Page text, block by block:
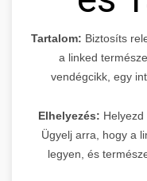
Tartalom: Biztosíts
a linked
vendégcikk, egy
Elhelyezés: Helyezd
Ügyelj arra, hogy a
legyen, és